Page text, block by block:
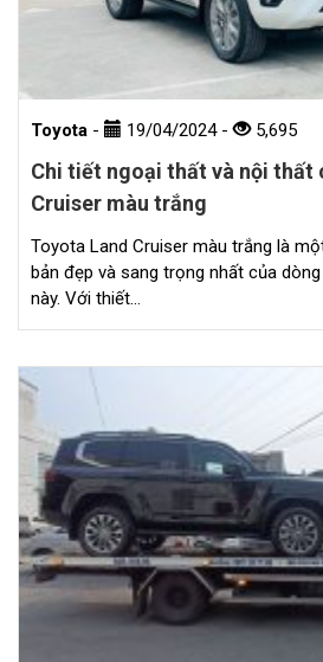
Toyota - 19/04/2024- 5,695
Chi tiết ngoại thất và nội thất
Cruiser màu trắng
Toyota Land Cruiser màu trắng là
bản đẹp và sang trọng nhất của
này. Với thiết…